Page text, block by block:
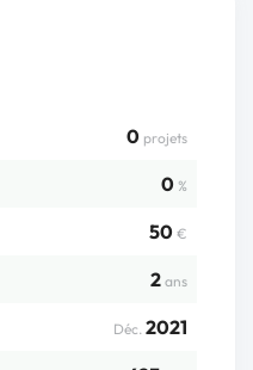
0 projets
0 %
50 €
2 ans
Déc. 2021